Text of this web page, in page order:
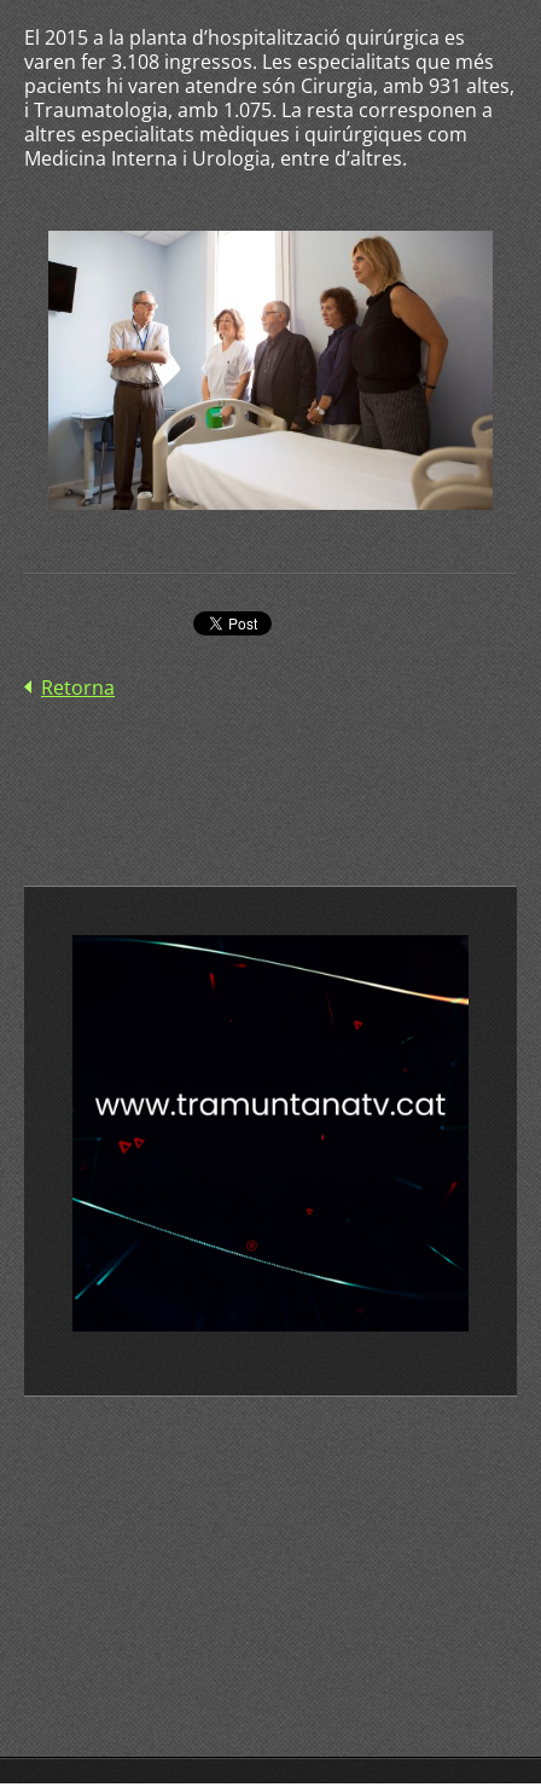
El 2015 a la planta d’hospitalització quirúrgica es
varen fer 3.108 ingressos. Les especialitats que més
pacients hi varen atendre són Cirurgia, amb 931 altes,
i Traumatologia, amb 1.075. La resta corresponen a
altres especialitats mèdiques i quirúrgiques com
Medicina Interna i Urologia, entre d’altres.
Retorna